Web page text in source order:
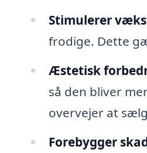
Stimulerer
frodige. Dette
Æstetisk
så den bliver
overvejer at
Forebygger